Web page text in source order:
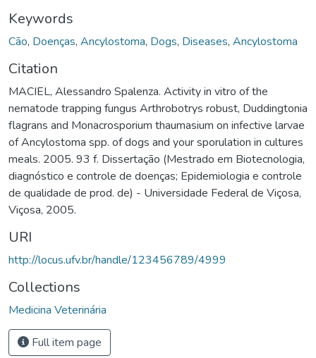
Keywords
Cão, Doenças, Ancylostoma, Dogs, Diseases, Ancylostoma
Citation
MACIEL, Alessandro Spalenza. Activity in vitro of the
nematode trapping fungus Arthrobotrys robust, Duddingtonia
flagrans and Monacrosporium thaumasium on infective larvae
of Ancylostoma spp. of dogs and your sporulation in cultures
meals. 2005. 93 f. Dissertação (Mestrado em Biotecnologia,
diagnóstico e controle de doenças; Epidemiologia e controle
de qualidade de prod. de) - Universidade Federal de Viçosa,
Viçosa, 2005.
URI
http://locus.ufv.br/handle/123456789/4999
Collections
Medicina Veterinária
Full item page